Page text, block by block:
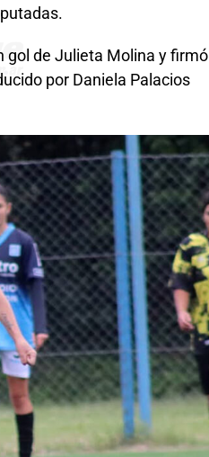
gol de Julieta Molina y firmó
por Daniela Palacios